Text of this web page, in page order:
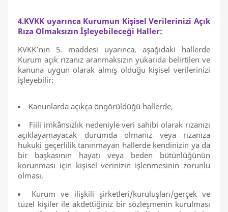
4.KVKK uyarınca Kurumun Kişisel Verilerinizi Açık
Rıza Olmaksızın İşleyebileceği Haller:
KVKK’nın 5. maddesi uyarınca, aşağıdaki hallerde
Kurum açık rızanız aranmaksızın yukarıda belirtilen ve
kanuna uygun olarak almış olduğu kişisel verilerinizi
işleyebilir:
Kanunlarda açıkça öngörüldüğü hallerde,
Fiili imkânsızlık nedeniyle veri sahibi olarak rızanızı
açıklayamayacak durumda olmanız veya rızanıza
hukuki geçerlilik tanınmayan hallerde kendinizin ya da
bir başkasının hayatı veya beden bütünlüğünün
korunması için kişisel verinizin işlenmesinin zorunlu
olması,
Kurum ve ilişkili şirketleri/kuruluşları/gerçek ve
tüzel kişiler ile akdettiğiniz bir sözleşmenin kurulması